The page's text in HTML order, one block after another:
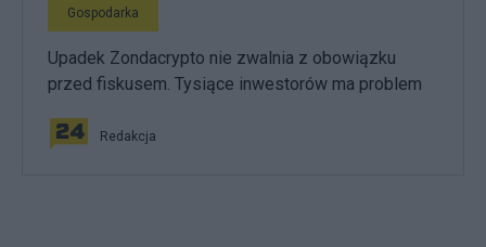
Gospodarka
Upadek Zondacrypto nie zwalnia z obowiązku
przed fiskusem. Tysiące inwestorów ma problem
Redakcja